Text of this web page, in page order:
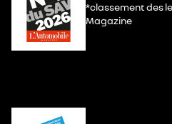
*classement des
Magazine